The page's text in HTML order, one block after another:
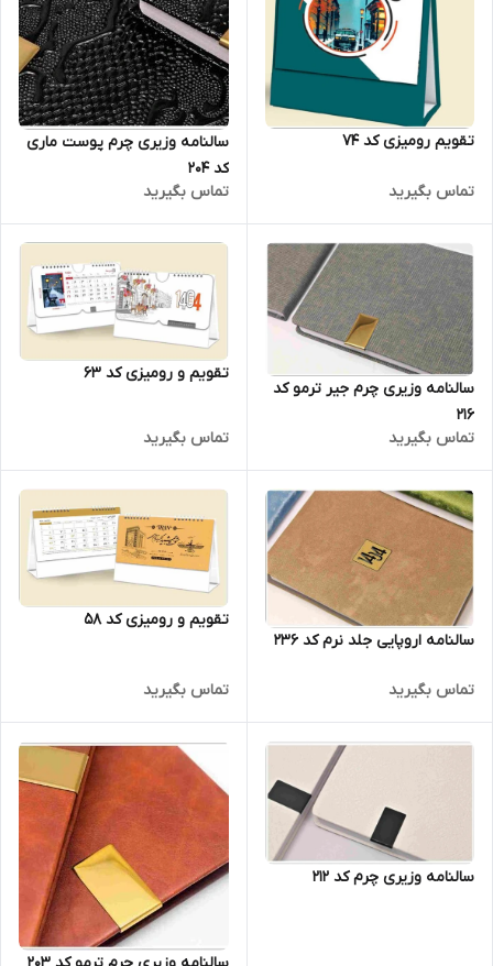
تقویم رومیزی کد 74
تماس بگیرید
سالنامه وزیری چرم پوست ماری
کد 204
تماس بگیرید
سالنامه وزیری چرم جیر ترمو کد
216
تماس بگیرید
تقویم و رومیزی کد 63
تماس بگیرید
سالنامه اروپایی جلد نرم کد 236
تماس بگیرید
تقویم و رومیزی کد 58
تماس بگیرید
سالنامه وزیری چرم کد 212